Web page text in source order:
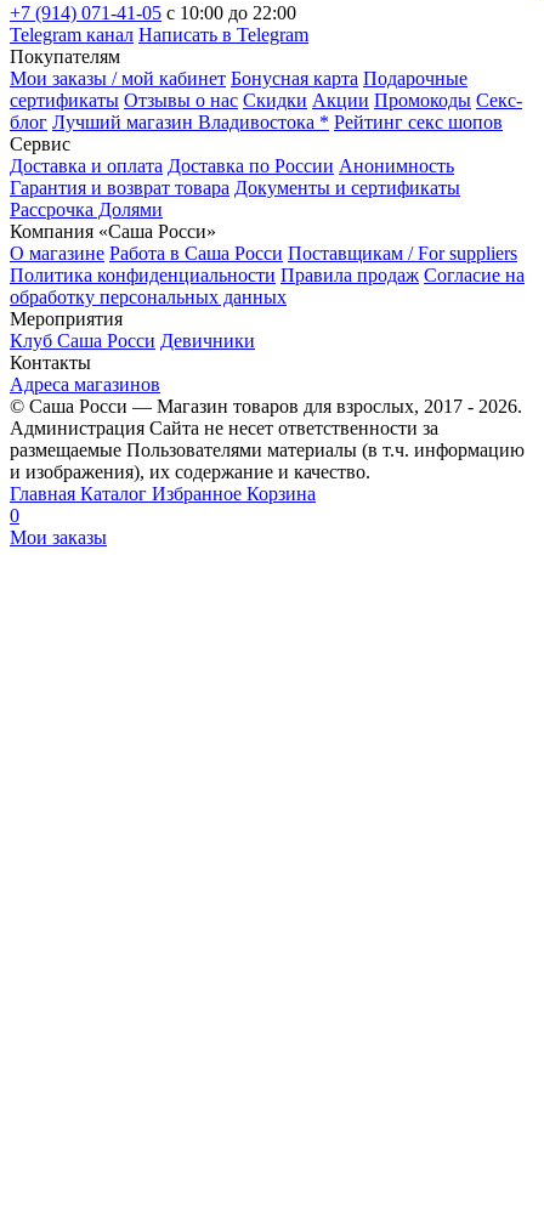
+7 (914) 071-41-05 c 10:00 до 22:00
Telegram канал Написать в Telegram
Покупателям
Мои заказы / мой кабинет Бонусная карта Подарочные
сертификаты Отзывы о нас Скидки Акции Промокоды Секс-
блог Лучший магазин Владивостока * Рейтинг секс шопов
Сервис
Доставка и оплата Доставка по России Анонимность
Гарантия и возврат товара Документы и сертификаты
Рассрочка Долями
Компания «Саша Росси»
О магазине Работа в Саша Росси Поставщикам / For suppliers
Политика конфиденциальности Правила продаж Согласие на
обработку персональных данных
Мероприятия
Клуб Саша Росси Девичники
Контакты
Адреса магазинов
© Саша Росси — Магазин товаров для взрослых, 2017 - 2026.
Администрация Сайта не несет ответственности за
размещаемые Пользователями материалы (в т.ч. информацию
и изображения), их содержание и качество.
Главная Каталог Избранное Корзина
0
Мои заказы